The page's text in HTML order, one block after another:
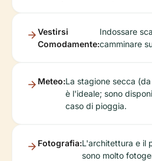
Vestirsi
Comodamente:
Indossare
camminare
Meteo:La stagione secca
è l'ideale; sono
caso di pioggia.
Fotografia:L'architettura e il
sono molto